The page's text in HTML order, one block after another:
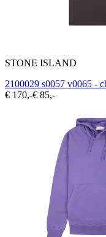
STONE ISLAND
2100029 s0057 v0065 -
€ 170,-€ 85,-